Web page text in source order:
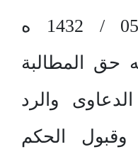
38912 في 07 / 05 / 1432 ه
حق المطالبة
والرد
وقبول الحكم